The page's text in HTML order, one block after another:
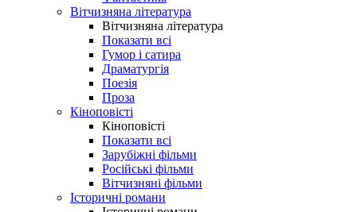
Вітчизняна література
Вітчизняна література
Показати всі
Гумор і сатира
Драматургія
Поезія
Проза
Кіноповісті
Кіноповісті
Показати всі
Зарубіжні фільми
Російські фільми
Вітчизняні фільми
Історичні романи